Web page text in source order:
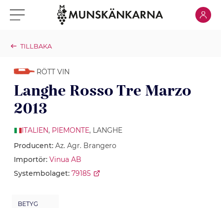
Klicka för meny Klicka
TILLBAKA
RÖTT VIN
Langhe Rosso Tre Marzo
2013
ITALIEN, PIEMONTE, LANGHE
Producent: Az. Agr. Brangero
Importör: Vinua AB
Systembolaget: 79185
BETYG